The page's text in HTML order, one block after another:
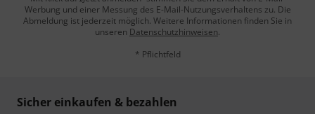
Werbung und einer Messung des E-Mail-Nutzungsverhaltens zu. Die
Abmeldung ist jederzeit möglich. Weitere Informationen finden Sie in
unseren Datenschutzhinweisen.
* Pflichtfeld
Sicher einkaufen & bezahlen